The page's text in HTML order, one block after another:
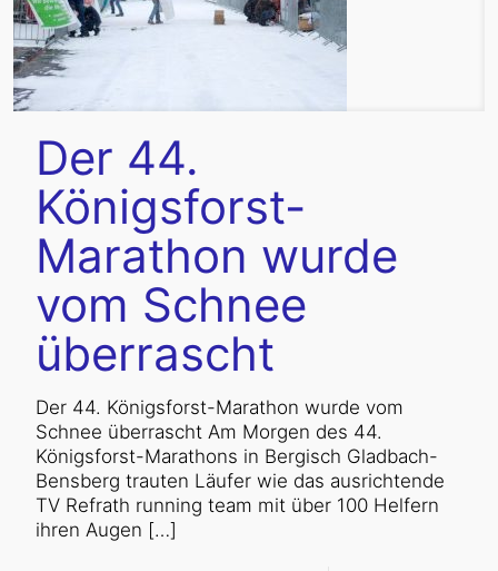
Der 44.
Königsforst-
Marathon wurde
vom Schnee
überrascht
Der 44. Königsforst-Marathon wurde vom
Schnee überrascht Am Morgen des 44.
Königsforst-Marathons in Bergisch Gladbach-
Bensberg trauten Läufer wie das ausrichtende
TV Refrath running team mit über 100 Helfern
ihren Augen […]